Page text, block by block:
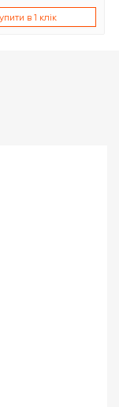
в 1 клік